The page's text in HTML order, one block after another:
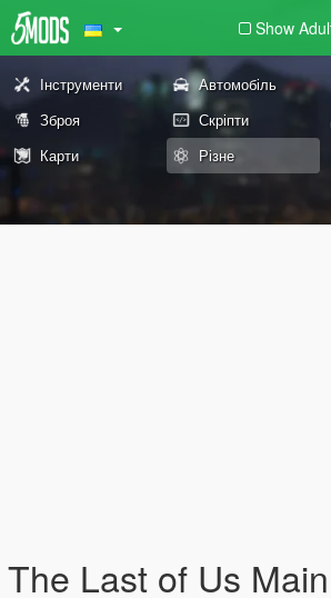
Show
Інструменти Автомобіль
Зброя
Скріпти
Карти
Різне
The Last of Us